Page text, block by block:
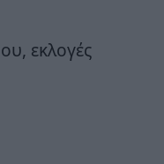
εκλογές